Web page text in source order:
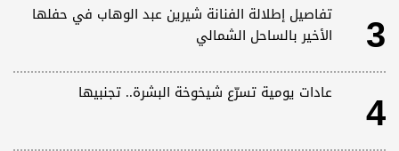
3
تفاصيل إطلالة الفنانة شيرين عبد الوهاب في حفلها
الأخير بالساحل الشمالي
4 عادات يومية تسرّع شيخوخة البشرة.. تجنبيها